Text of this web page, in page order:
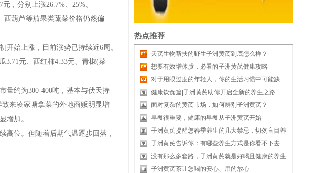
，分别上涨26.7%、25%、
西葫芦等茄果类蔬菜价格仍然偏
始上涨，目前涨势已持续近6周。
3.71元、西红柿4.33元、青椒(菜
约为300-400吨，基本与伏天持
来凌家塘拿菜的外地商贩明显增
增加。
位。但随着后期气温逐步回落，
热点推荐
天芪生物帮扶的野生子洲黄芪到底怎么样？
想要有效增体质，必看的子洲黄芪健康攻略
对于用眼过度的年轻人，你的生活习惯中可能缺
个“它”健康饮食篇|子洲黄芪助你开启全新的养生之路
面对复杂的黄芪市场，如何辨别子洲黄芪？
早餐很重要，健康的早餐从子洲黄芪开始
子洲黄芪提醒您春季养生的几大禁忌，切勿盲目养
生
子洲黄芪告诉你：有哪些养生方式是你看不下去
的？没有那么多套路，子洲黄芪就是好喝且健康的养生
茶
子洲黄芪茶让您喝的安心、用的放心